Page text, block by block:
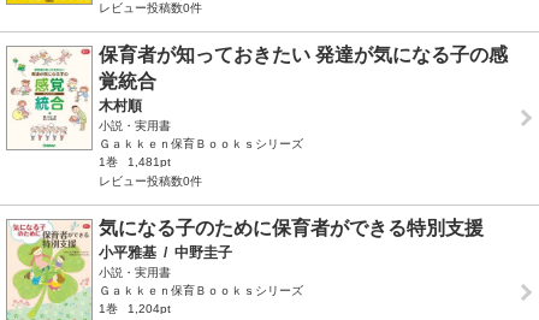
レビュー投稿数0件
保育者が知っておきたい 発達が気になる子の感
覚統合
木村順
小説・実用書
Ｇａｋｋｅｎ保育Ｂｏｏｋｓシリーズ
1巻
1,481pt
レビュー投稿数0件
気になる子のために保育者ができる特別支援
小平雅基 / 中野圭子
小説・実用書
Ｇａｋｋｅｎ保育Ｂｏｏｋｓシリーズ
1巻
1,204pt